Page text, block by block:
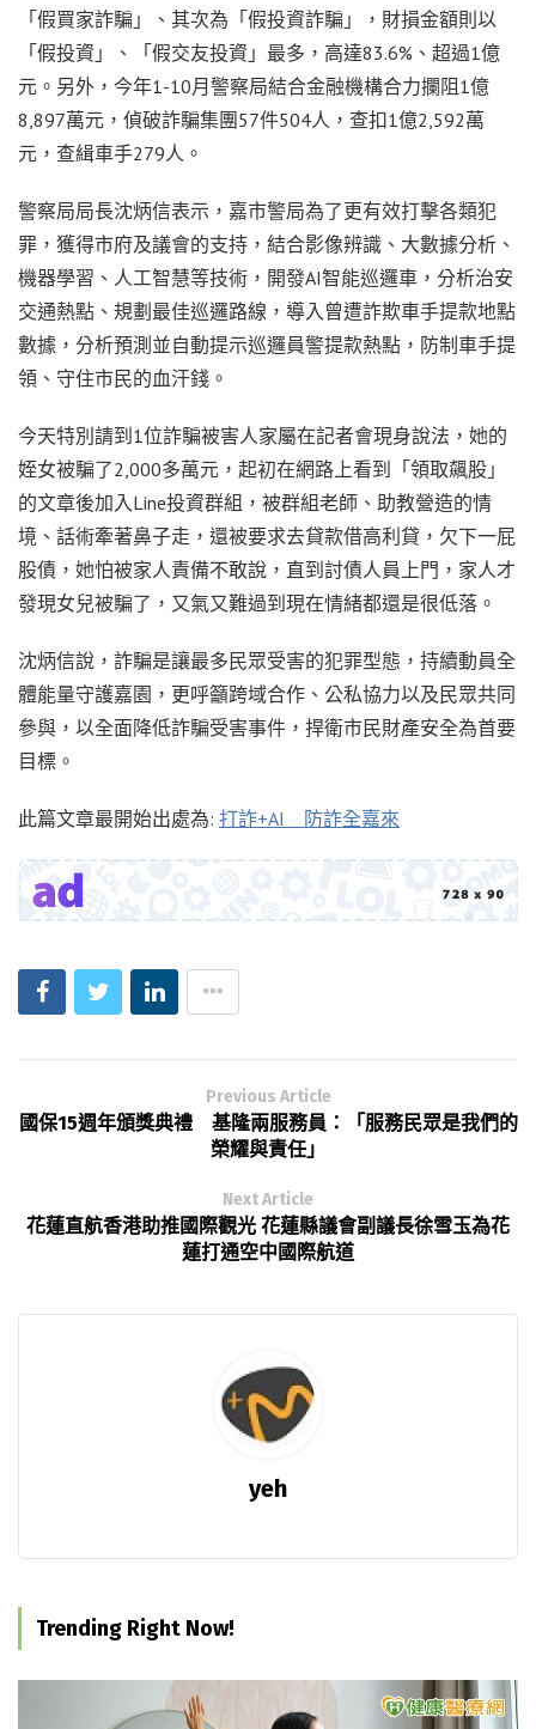
「假買家詐騙」、其次為「假投資詐騙」，財損金額則以
「假投資」、「假交友投資」最多，高達83.6%、超過1億
元。另外，今年1-10月警察局結合金融機構合力攔阻1億
8,897萬元，偵破詐騙集團57件504人，查扣1億2,592萬
元，查緝車手279人。
警察局局長沈炳信表示，嘉市警局為了更有效打擊各類犯
罪，獲得市府及議會的支持，結合影像辨識、大數據分析、
機器學習、人工智慧等技術，開發AI智能巡邏車，分析治安
交通熱點、規劃最佳巡邏路線，導入曾遭詐欺車手提款地點
數據，分析預測並自動提示巡邏員警提款熱點，防制車手提
領、守住市民的血汗錢。
今天特別請到1位詐騙被害人家屬在記者會現身說法，她的
姪女被騙了2,000多萬元，起初在網路上看到「領取飆股」
的文章後加入Line投資群組，被群組老師、助教營造的情
境、話術牽著鼻子走，還被要求去貸款借高利貸，欠下一屁
股債，她怕被家人責備不敢說，直到討債人員上門，家人才
發現女兒被騙了，又氣又難過到現在情緒都還是很低落。
沈炳信說，詐騙是讓最多民眾受害的犯罪型態，持續動員全
體能量守護嘉園，更呼籲跨域合作、公私協力以及民眾共同
參與，以全面降低詐騙受害事件，捍衛市民財產安全為首要
目標。
此篇文章最開始出處為: 打詐+AI 防詐全嘉來
Previous Article
國保15週年頒獎典禮 基隆兩服務員：「服務民眾是我們的
榮耀與責任」
Next Article
花蓮直航香港助推國際觀光 花蓮縣議會副議長徐雪玉為花
蓮打通空中國際航道
yeh
Trending Right Now!